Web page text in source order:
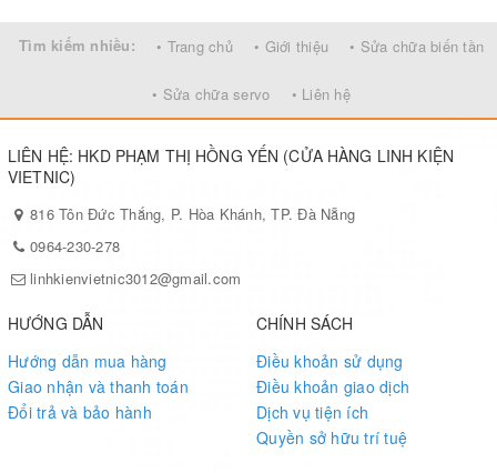
Tìm kiếm nhiều: • Trang chủ • Giới thiệu • Sửa chữa biến tần
• Sửa chữa servo • Liên hệ
LIÊN HỆ: HKD PHẠM THỊ HỒNG YẾN (CỬA HÀNG LINH KIỆN
VIETNIC)
816 Tôn Đức Thắng, P. Hòa Khánh, TP. Đà Nẵng
0964-230-278
linhkienvietnic3012@gmail.com
HƯỚNG DẪN
Hướng dẫn mua hàng
Giao nhận và thanh toán
Đổi trả và bảo hành
CHÍNH SÁCH
Điều khoản sử dụng
Điều khoản giao dịch
Dịch vụ tiện ích
Quyền sở hữu trí tuệ